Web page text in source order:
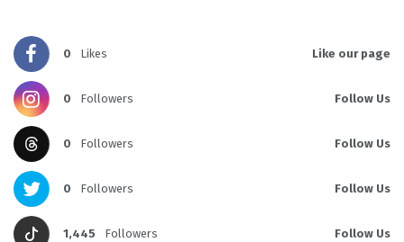
0 Likes Like our page
0 Followers Follow Us
0 Followers Follow Us
0 Followers Follow Us
1,445 Followers Follow Us